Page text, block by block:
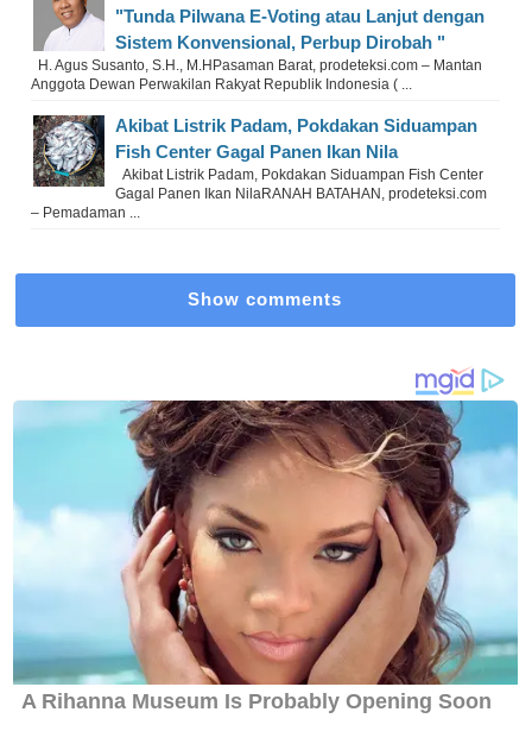
"Tunda Pilwana E-Voting atau Lanjut dengan
Sistem Konvensional, Perbup Dirobah "
H. Agus Susanto, S.H., M.HPasaman Barat, prodeteksi.com – Mantan
Anggota Dewan Perwakilan Rakyat Republik Indonesia ( ...
Akibat Listrik Padam, Pokdakan Siduampan
Fish Center Gagal Panen Ikan Nila
Akibat Listrik Padam, Pokdakan Siduampan Fish Center
Gagal Panen Ikan NilaRANAH BATAHAN, prodeteksi.com
– Pemadaman ...
Show comments